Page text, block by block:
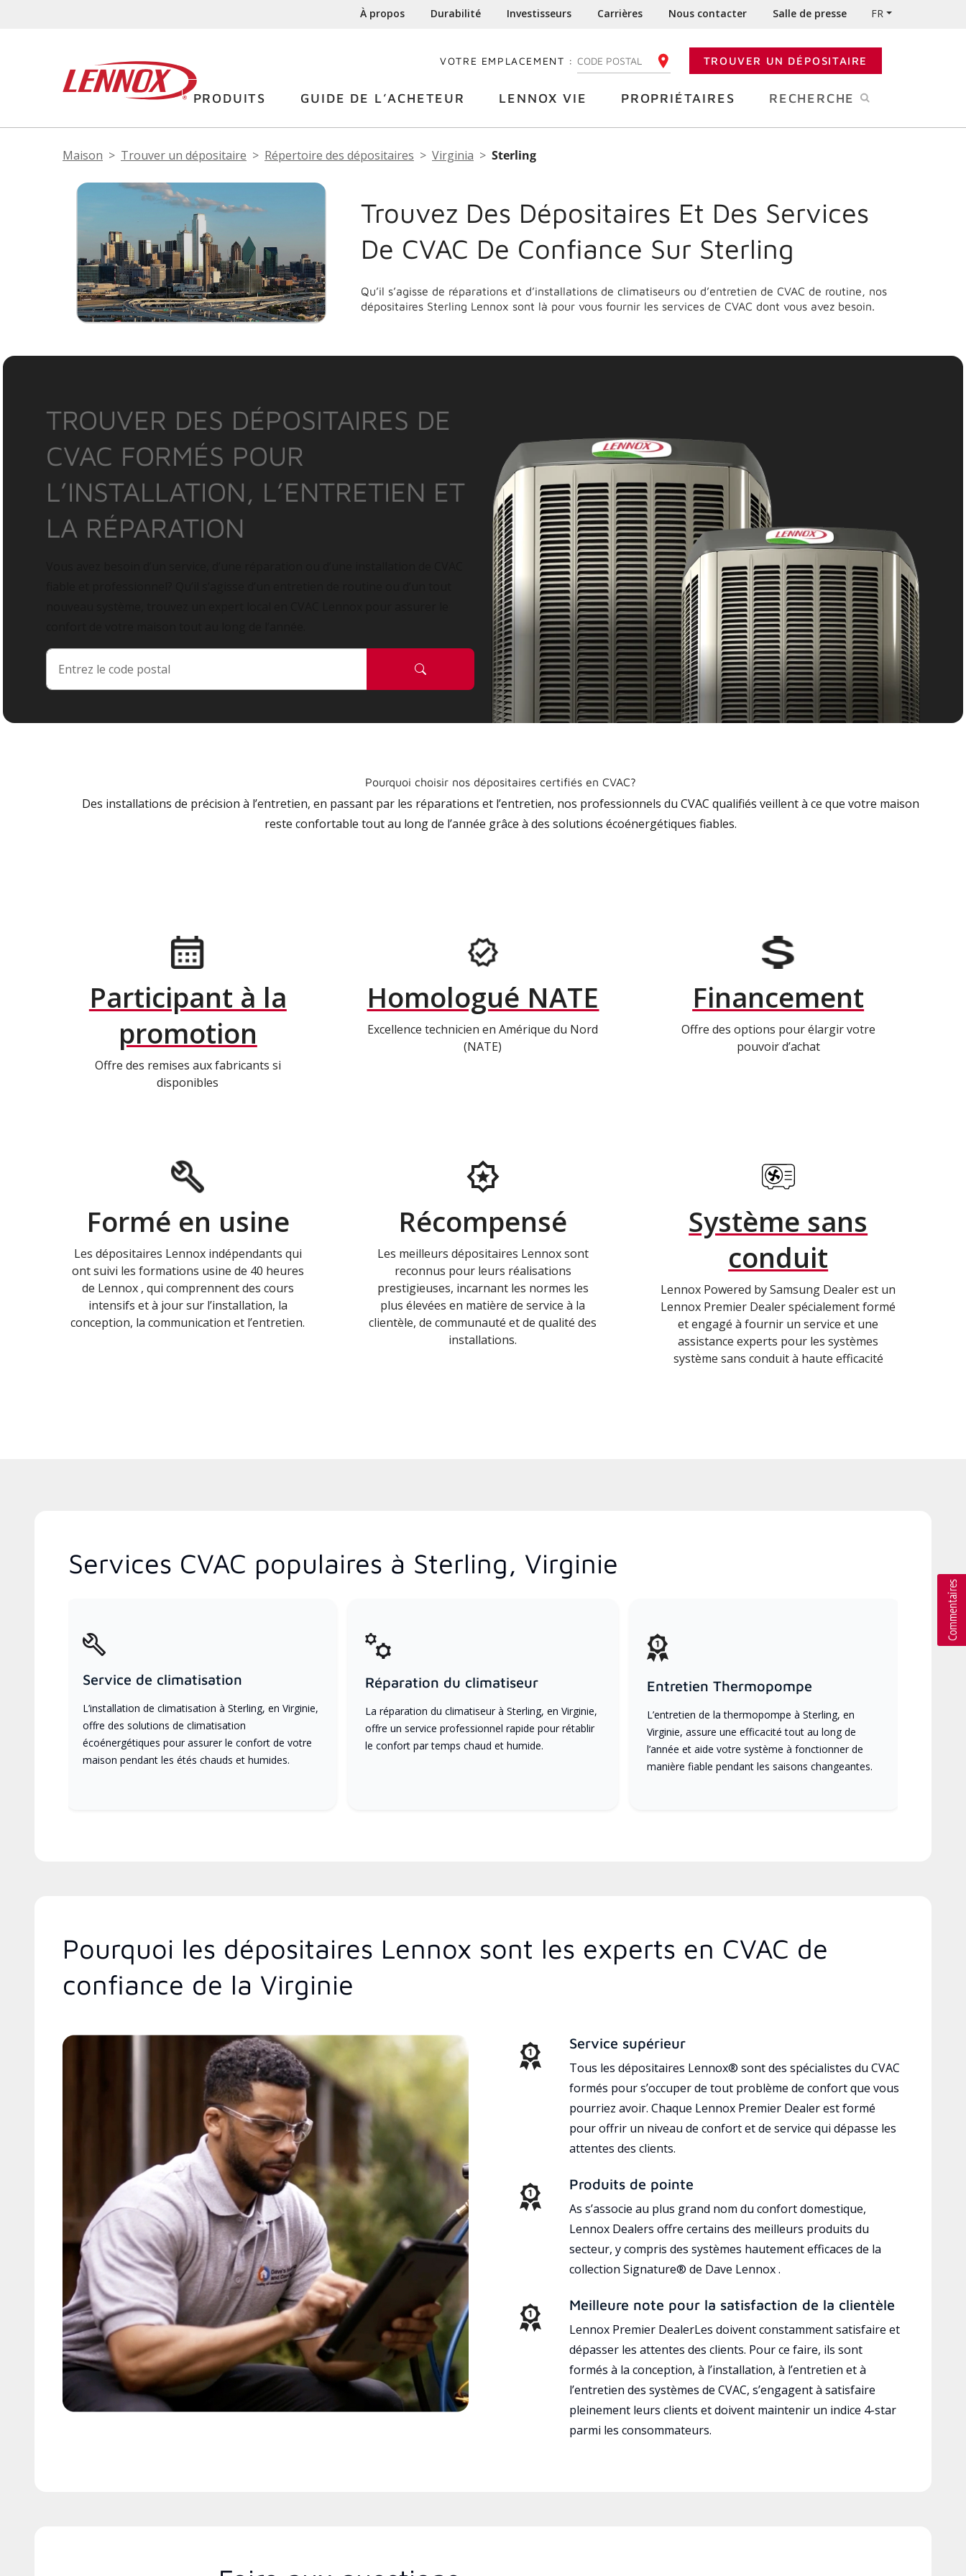
À propos Durabilité Investisseurs Carrières Nous contacter Salle de presse FR
VOTRE EMPLACEMENT : ENTREZ VOTRE CODE POSTALTROUVER UN DÉPOSITAIRE
PRODUITS GUIDE DE L’ACHETEUR LENNOX VIE PROPRIÉTAIRES RECHERCHE
Maison Trouver un dépositaire Répertoire des dépositaires Virginia Sterling
Trouvez Des Dépositaires Et Des Services
De CVAC De Confiance Sur Sterling
Qu’il s’agisse de réparations et d’installations de climatiseurs ou d’entretien de CVAC de routine, nos
dépositaires Sterling Lennox sont là pour vous fournir les services de CVAC dont vous avez besoin.
TROUVER DES DÉPOSITAIRES DE
CVAC FORMÉS POUR
L’INSTALLATION, L’ENTRETIEN ET
LA RÉPARATION
Pourquoi choisir nos dépositaires certifiés en CVAC?
Des installations de précision à l’entretien, en passant par les réparations et l’entretien, nos professionnels du CVAC qualifiés veillent à ce que votre maison
reste confortable tout au long de l’année grâce à des solutions écoénergétiques fiables.
Participant à la
promotion
Offre des remises aux fabricants si
disponibles
Homologué NATE
Excellence technicien en Amérique du Nord
(NATE)
Financement
Offre des options pour élargir votre
pouvoir d’achat
Formé en usine
Les dépositaires Lennox indépendants qui
ont suivi les formations usine de 40 heures
de Lennox , qui comprennent des cours
intensifs et à jour sur l’installation, la
conception, la communication et l’entretien.
Récompensé
Les meilleurs dépositaires Lennox sont
reconnus pour leurs réalisations
prestigieuses, incarnant les normes les
plus élevées en matière de service à la
clientèle, de communauté et de qualité des
installations.
Système sans
conduit
Lennox Powered by Samsung Dealer est un
Lennox Premier Dealer spécialement formé
et engagé à fournir un service et une
assistance experts pour les systèmes
système sans conduit à haute efficacité
Services CVAC populaires à Sterling, Virginie
Service de climatisation
L’installation de climatisation à Sterling, en Virginie,
offre des solutions de climatisation
écoénergétiques pour assurer le confort de votre
maison pendant les étés chauds et humides.
Réparation du climatiseur
La réparation du climatiseur à Sterling, en Virginie,
offre un service professionnel rapide pour rétablir
le confort par temps chaud et humide.
Entretien Thermopompe
L’entretien de la thermopompe à Sterling, en
Virginie, assure une efficacité tout au long de
l’année et aide votre système à fonctionner de
manière fiable pendant les saisons changeantes.
Pourquoi les dépositaires Lennox sont les experts en CVAC de
confiance de la Virginie
Service supérieur
Tous les dépositaires Lennox® sont des spécialistes du CVAC
formés pour s’occuper de tout problème de confort que vous
pourriez avoir. Chaque Lennox Premier Dealer est formé
pour offrir un niveau de confort et de service qui dépasse les
attentes des clients.
Produits de pointe
As s’associe au plus grand nom du confort domestique,
Lennox Dealers offre certains des meilleurs produits du
secteur, y compris des systèmes hautement efficaces de la
collection Signature® de Dave Lennox .
Meilleure note pour la satisfaction de la clientèle
Lennox Premier DealerLes doivent constamment satisfaire et
dépasser les attentes des clients. Pour ce faire, ils sont
formés à la conception, à l’installation, à l’entretien et à
l’entretien des systèmes de CVAC, s’engagent à satisfaire
pleinement leurs clients et doivent maintenir un indice 4-star
parmi les consommateurs.